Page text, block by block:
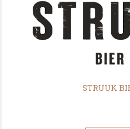
STRUUK